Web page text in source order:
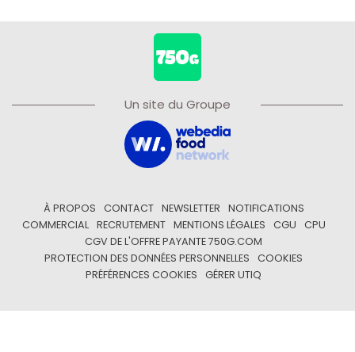
Un site du Groupe
À PROPOS CONTACT NEWSLETTER
NOTIFICATIONS
COMMERCIAL
RECRUTEMENT MENTIONS LÉGALES CGU
CPU
CGV DE L'OFFRE PAYANTE 750G.COM
PROTECTION DES DONNÉES PERSONNELLES
COOKIES
PRÉFÉRENCES COOKIES
GÉRER UTIQ